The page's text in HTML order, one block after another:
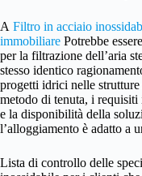
A Filtro in acciaio
immobiliare Potrebbe
per la filtrazione dell’aria
stesso identico
progetti idrici nelle
metodo di tenuta, i requisiti
e la disponibilità della
l’alloggiamento è adatto a
Lista di controllo delle